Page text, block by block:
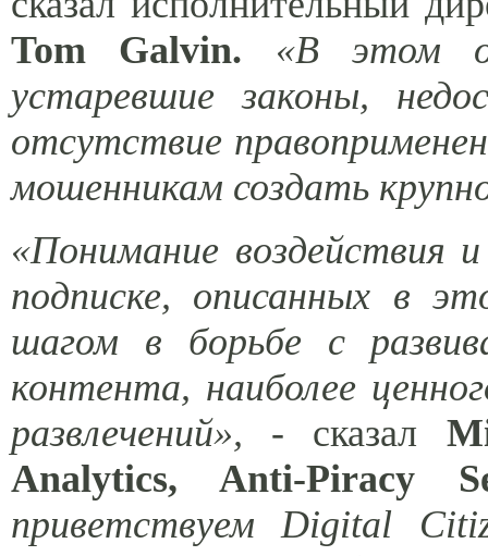
Tom Galvin.
«В этом
устаревшие законы,
отсутствие
мошенникам создать
«Понимание воздействия
подписке, описанных в
шагом в борьбе с
контента, наиболее
развлечений», - сказал
Analytics, Anti-Piracy
приветствуем Digital